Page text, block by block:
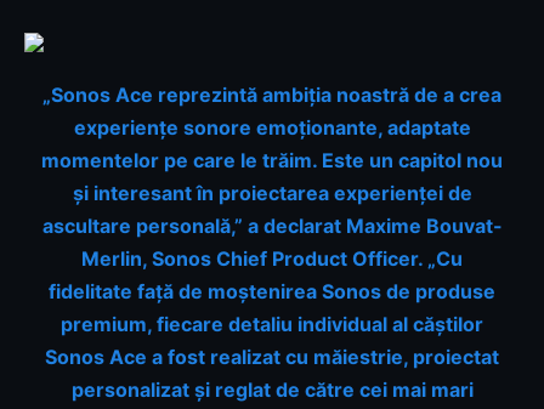
„Sonos Ace reprezintă ambiția noastră de a crea
experiențe sonore emoționante, adaptate
momentelor pe care le trăim. Este un capitol nou
și interesant în proiectarea experienței de
ascultare personală,” a declarat Maxime Bouvat-
Merlin, Sonos Chief Product Officer. „Cu
fidelitate față de moștenirea Sonos de produse
premium, fiecare detaliu individual al căștilor
Sonos Ace a fost realizat cu măiestrie, proiectat
personalizat și reglat de către cei mai mari